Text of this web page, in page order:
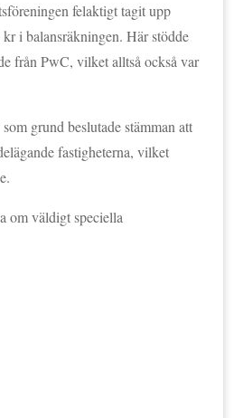
felaktigt tagit upp
i balansräkningen. Här stödde
från PwC, vilket alltså också var
grund beslutade stämman att
fastigheterna, vilket
om väldigt speciella